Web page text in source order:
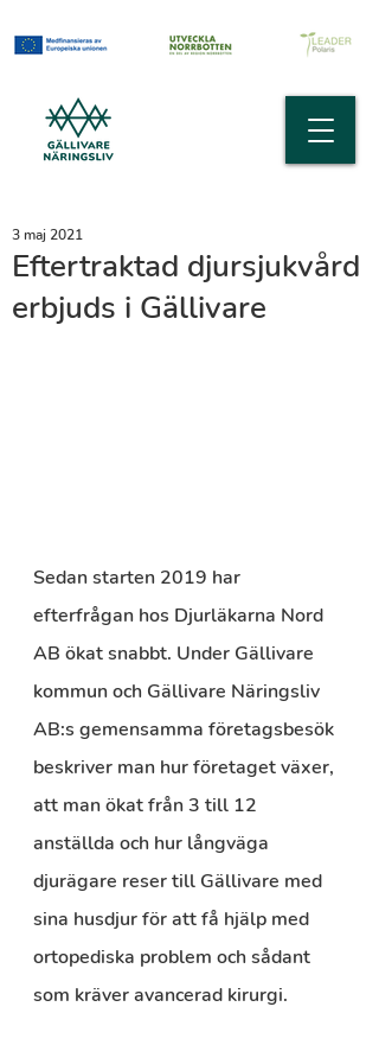
Eftertraktad djursjukvård
erbjuds i Gällivare
3 maj 2021
Sedan starten 2019 har
efterfrågan hos Djurläkarna Nord
AB ökat snabbt. Under Gällivare
kommun och Gällivare Näringsliv
AB:s gemensamma företagsbesök
beskriver man hur företaget växer,
att man ökat från 3 till 12
anställda och hur långväga
djurägare reser till Gällivare med
sina husdjur för att få hjälp med
ortopediska problem och sådant
som kräver avancerad kirurgi.